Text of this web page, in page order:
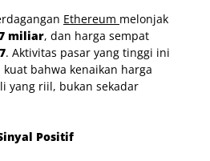
Ethereum melonjak
miliar, dan harga sempat
. Aktivitas pasar yang tinggi ini
bahwa kenaikan harga
yang riil, bukan sekadar
Positif